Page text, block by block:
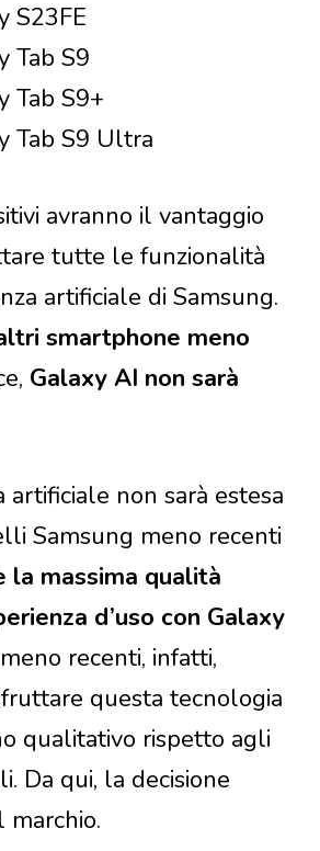
S23FE
Tab S9
Tab S9+
Tab S9 Ultra
avranno il vantaggio
tutte le funzionalità
artificiale di Samsung.
smartphone meno
Galaxy AI non sarà
artificiale non sarà estesa
Samsung meno recenti
la massima qualità
d’uso con Galaxy
recenti, infatti,
questa tecnologia
qualitativo rispetto agli
Da qui, la decisione